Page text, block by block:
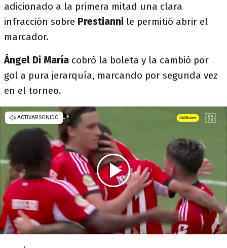
adicionado a la primera mitad una clara
infracción sobre Prestianni le permitió abrir el
marcador.
Ángel Di María cobró la boleta y la cambió por
gol a pura jerarquía, marcando por segunda vez
en el torneo.